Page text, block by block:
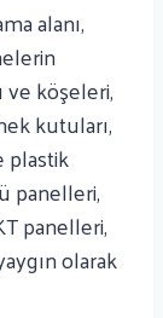
alanı,
ve köşeleri,
kutuları,
plastik
panelleri,
panelleri,
olarak